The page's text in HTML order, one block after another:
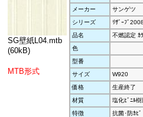
SG壁紙L04.mtb
(60kB)
MTB形式
メーカー
サンゲツ
シリーズ
ﾘｻﾞｰﾌﾞ
品名
不燃認定 ｶ
色
型番
サイズ
W920
価格
生産終了
材質
塩化ﾋﾞﾆﾙ
特徴
抗菌･防ｶﾋﾞ